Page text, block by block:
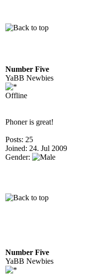
Number Five
YaBB Newbies
Offline
Phoner is great!
Posts: 25
Joined: 24. Jul 2009
Gender:
Number Five
YaBB Newbies